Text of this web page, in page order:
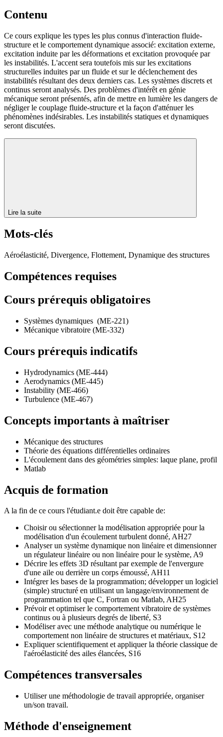
Contenu
Ce cours explique les types les plus connus d'interaction fluide-
structure et le comportement dynamique associé: excitation externe,
excitation induite par les déformations et excitation provoquée par
les instabilités. L'accent sera toutefois mis sur les excitations
structurelles induites par un fluide et sur le déclenchement des
instabilités résultant des deux derniers cas. Les systèmes discrets et
continus seront analysés. Des problèmes d'intérêt en génie
mécanique seront présentés, afin de mettre en lumière les dangers de
négliger le couplage fluide-structure et la façon d'atténuer les
phénomènes indésirables. Les instabilités statiques et dynamiques
seront discutées.
Lire la suite
Mots-clés
Aéroélasticité, Divergence, Flottement, Dynamique des structures
Compétences requises
Cours prérequis obligatoires
Systèmes dynamiques (ME-221)
Mécanique vibratoire (ME-332)
Cours prérequis indicatifs
Hydrodynamics (ME-444)
Aerodynamics (ME-445)
Instability (ME-466)
Turbulence (ME-467)
Concepts importants à maîtriser
Mécanique des structures
Théorie des équations différentielles ordinaires
L'écoulement dans des géométries simples: laque plane, profil
Matlab
Acquis de formation
A la fin de ce cours l'étudiant.e doit être capable de:
Choisir ou sélectionner la modélisation appropriée pour la
modélisation d'un écoulement turbulent donné, AH27
Analyser un système dynamique non linéaire et dimensionner
un régulateur linéaire ou non linéaire pour le système, A9
Décrire les effets 3D résultant par exemple de l'envergure
d'une aile ou derrière un corps émoussé, AH11
Intégrer les bases de la programmation; développer un logiciel
(simple) structuré en utilisant un langage/environnement de
programmation tel que C, Fortran ou Matlab, AH25
Prévoir et optimiser le comportement vibratoire de systèmes
continus ou à plusieurs degrés de liberté, S3
Modéliser avec une méthode analytique ou numérique le
comportement non linéaire de structures et matériaux, S12
Expliquer scientifiquement et appliquer la théorie classique de
l'aéroélasticité des ailes élancées, S16
Compétences transversales
Utiliser une méthodologie de travail appropriée, organiser
un/son travail.
Méthode d'enseignement